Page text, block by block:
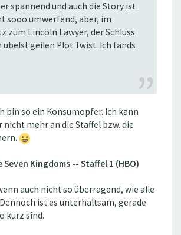
spannend und auch die Story ist
sooo umwerfend, aber, im
zum Lincoln Lawyer, der Schluss
übelst geilen Plot Twist. Ich fands
bin so ein Konsumopfer. Ich kann
nicht mehr an die Staffel bzw. die
Kingdoms -- Staffel 1 (HBO)
auch nicht so überragend, wie alle
ist es unterhaltsam, gerade
kurz sind.